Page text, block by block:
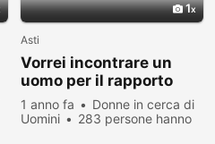
1
Asti
Vorrei incontrare un
uomo per il rapporto
romantico
1 anno fa
Donne in cerca di
Uomini
283 persone hanno